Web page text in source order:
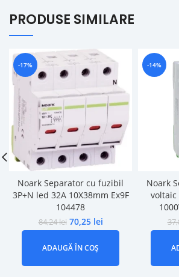
PRODUSE SIMILARE
-17%
Noark Separator cu fuzibil
3P+N led 32A 10X38mm Ex9F
104478
84,24lei 70,25 lei
ADAUGĂ ÎN COȘ
-14%
Noark
voltaic